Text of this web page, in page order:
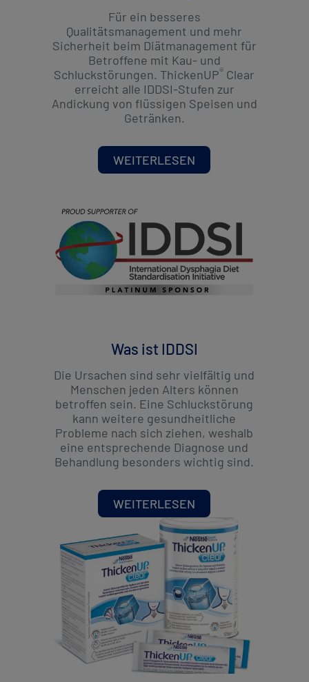
Für ein besseres
Qualitätsmanagement und mehr
Sicherheit beim Diätmanagement für
Betroffene mit Kau- und
Schluckstörungen. ThickenUP® Clear
erreicht alle IDDSI-Stufen zur
Andickung von flüssigen Speisen und
Getränken.
WEITERLESEN
Was ist IDDSI
Die Ursachen sind sehr vielfältig und
Menschen jeden Alters können
betroffen sein. Eine Schluckstörung
kann weitere gesundheitliche
Probleme nach sich ziehen, weshalb
eine entsprechende Diagnose und
Behandlung besonders wichtig sind.
WEITERLESEN